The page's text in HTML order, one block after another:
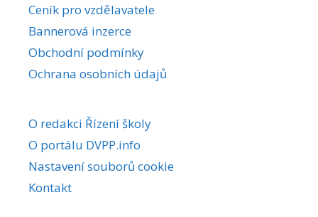
Ceník pro vzdělavatele
Bannerová inzerce
Obchodní podmínky
Ochrana osobních údajů
O redakci Řízení školy
O portálu DVPP.info
Nastavení souborů cookie
Kontakt